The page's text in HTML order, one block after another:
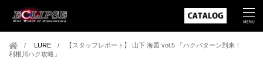
LURE /
【スタッフレポート】 山下 海図 vol.5 「ハクパターン到来！
利根川ハク攻略」